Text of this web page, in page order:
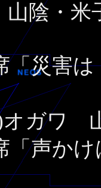
陰・米
「災害
ガワ 山
「声か